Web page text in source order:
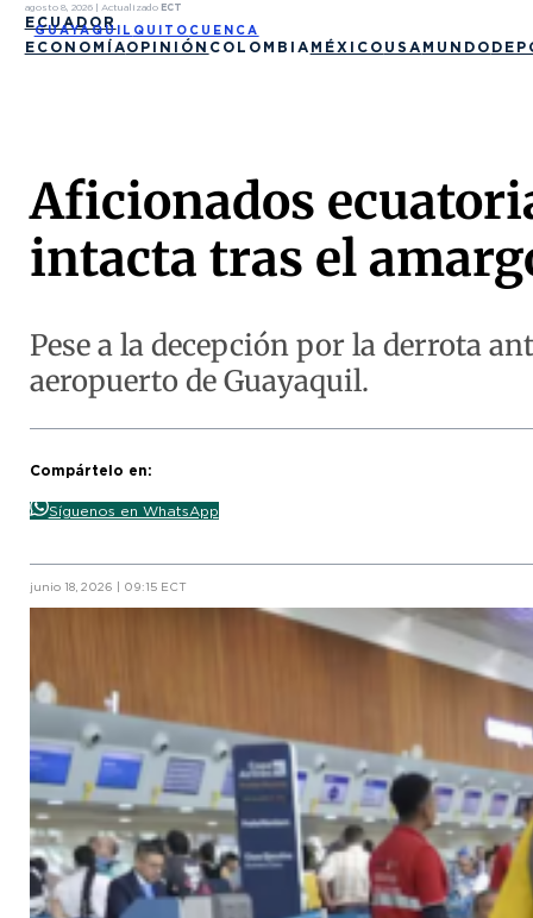
agosto 8, 2026| Actualizado ECT
ECUADOR
GUAYAQUIL QUITO CUENCA
ECONOMÍAOPINIÓN COLOMBIA MÉXICO USA MUNDO
Aficionados
intacta tras el
Pese a la decepción por la derrota
aeropuerto de Guayaquil.
Compártelo en:
Síguenos en WhatsApp
junio 18, 2026 | 09:15 ECT